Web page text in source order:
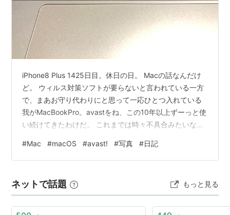
無料アンチウイルス
プロアンチウイルス
インターネットセキュリティ
対応OS
Windows 7（全バージョン、32ビット・64ビット）
Windows Vista（Starter Edition以外の全エディショ
ン、 32ビット・64ビット）
Windows XP Service Pack 2 以降（全エディショ
質問
iPhone8 Plus 1425日目。休日の日。 Macの話なんだけ
ど。 ウィルス対策ソフトが要らないと言われている一方
で、まあお守り代わりにと思って一応ひとつ入れている
我がMacBookPro。avastをね、この10年以上ずーっと使
い続けてきたわけだ。 これまでは時々不具合みたいなの
るサイトにログインする際に「このサイトはウィルス感
染してます！」と表示されてログインできなかったり
とか無かったし、システム担当者からの注意喚起も出な
かったから明らかに誤検出）、そういうことはあったけ
ど、な…
#Mac #macOS #avast! #写真 #日記
ネットで話題 もっと見る